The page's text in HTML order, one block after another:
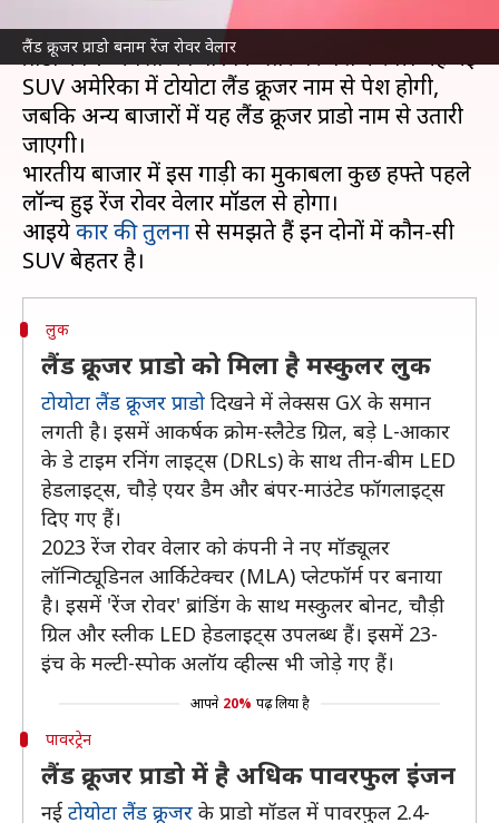
लैंड क्रूजर प्राडो बनाम रेंज रोवर वेलार
कार निर्माताटोयोटाअपनी पांचवीं जनरेशन की लैंड क्रूजर
प्राडो को 1 अगस्त को वैश्विक स्तर पर पेश करेगी। यह नई
SUV अमेरिका में टोयोटा लैंड क्रूजर नाम से पेश होगी,
जबकि अन्य बाजारों में यह लैंड क्रूजर प्राडो नाम से उतारी
जाएगी।
भारतीय बाजार में इस गाड़ी का मुकाबला कुछ हफ्ते पहले
लॉन्च हुई रेंज रोवर वेलार मॉडल से होगा।
आइयेकार की तुलनासे समझते हैं इन दोनों में कौन-सी
लुक
लैंड क्रूजर प्राडो को मिला है मस्कुलर लुक
टोयोटा लैंड क्रूजर प्राडो दिखने में लेक्सस GX के समान
लगती है। इसमें आकर्षक क्रोम-स्लैटेड ग्रिल, बड़े L-आकार
के डे टाइम रनिंग लाइट्स (DRLs) के साथ तीन-बीम LED
हेडलाइट्स, चौड़े एयर डैम और बंपर-माउंटेड फॉगलाइट्स
दिए गए हैं।
2023 रेंज रोवर वेलार को कंपनी ने नए मॉड्यूलर
लॉन्गिट्यूडिनल आर्किटेक्चर (MLA) प्लेटफॉर्म पर बनाया
है। इसमें 'रेंज रोवर' ब्रांडिंग के साथ मस्कुलर बोनट, चौड़ी
ग्रिल और स्लीक LED हेडलाइट्स उपलब्ध हैं। इसमें 23-
इंच के मल्टी-स्पोक अलॉय व्हील्स भी जोड़े गए हैं।
आपने 20% पढ़ लिया है
पावरट्रेन
लैंड क्रूजर प्राडो में है अधिक पावरफुल इंजन
नई टोयोटा लैंड क्रूजर के प्राडो मॉडल में पावरफुल 2.4-